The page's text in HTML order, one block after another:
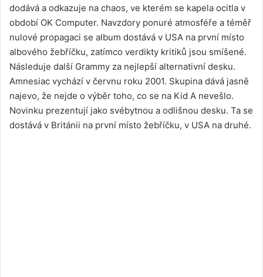
dodává a odkazuje na chaos, ve kterém se kapela ocitla v
období OK Computer. Navzdory ponuré atmosféře a téměř
nulové propagaci se album dostává v USA na první místo
albového žebříčku, zatímco verdikty kritiků jsou smíšené.
Následuje další Grammy za nejlepší alternativní desku.
Amnesiac vychází v červnu roku 2001. Skupina dává jasně
najevo, že nejde o výběr toho, co se na Kid A nevešlo.
Novinku prezentují jako svébytnou a odlišnou desku. Ta se
dostává v Británii na první místo žebříčku, v USA na druhé.